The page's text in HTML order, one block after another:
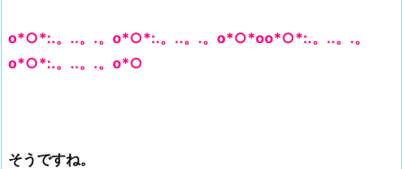
o*○*:.。..。.。o*○*:.。..。.。o*○*oo*○*:.。..。.。
o*○*:.。..。.。o*○
そうですね。